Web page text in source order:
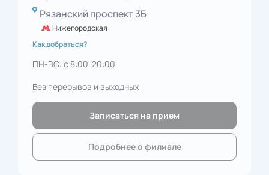
Рязанский проспект 3Б
Нижегородская
Как добраться?
ПН-ВС: с 8:00-20:00
Без перерывов и выходных
Записаться на прием
Подробнее о филиале